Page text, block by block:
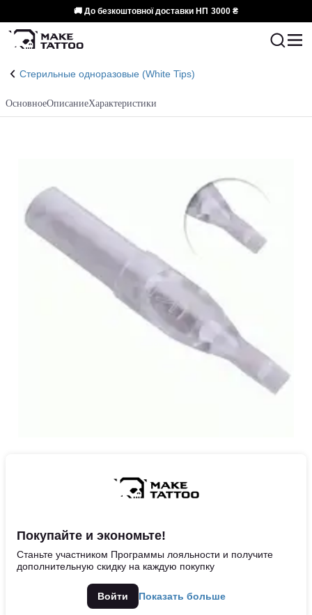
🚚 До безкоштовної доставки НП 3000 ₴
Стерильные одноразовые (White Tips)
ОсновноеОписаниеХарактеристики
Покупайте и экономьте!
Станьте участником Программы лояльности и получите
дополнительную скидку на каждую покупку
Войти Показать больше